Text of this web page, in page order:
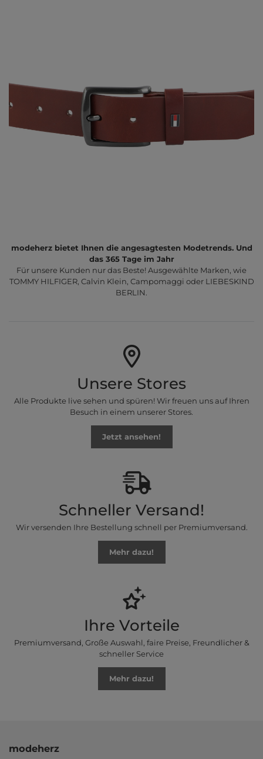
modeherz bietet Ihnen die angesagtesten Modetrends. Und
das 365 Tage im Jahr
Für unsere Kunden nur das Beste! Ausgewählte Marken, wie
TOMMY HILFIGER, Calvin Klein, Campomaggi oder LIEBESKIND
BERLIN.
Unsere Stores
Alle Produkte live sehen und spüren! Wir freuen uns auf Ihren
Besuch in einem unserer Stores.
Jetzt ansehen!
Schneller Versand!
Wir versenden Ihre Bestellung schnell per Premiumversand.
Mehr dazu!
Ihre Vorteile
Premiumversand, Große Auswahl, faire Preise, Freundlicher &
schneller Service
Mehr dazu!
modeherz